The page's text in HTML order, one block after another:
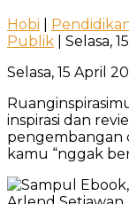
Hobi
Publik | Selasa,
Selasa, 15 April
inspirasi dan
pengembangan
kamu “nggak